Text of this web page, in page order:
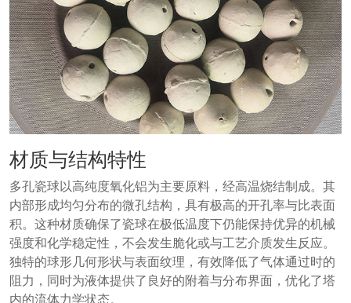
材质与结构特性
多孔瓷球以高纯度氧化铝为主要原料，经高温烧结制成。其
内部形成均匀分布的微孔结构，具有极高的开孔率与比表面
积。这种材质确保了瓷球在极低温度下仍能保持优异的机械
强度和化学稳定性，不会发生脆化或与工艺介质发生反应。
独特的球形几何形状与表面纹理，有效降低了气体通过时的
阻力，同时为液体提供了良好的附着与分布界面，优化了塔
内的流体力学状态。